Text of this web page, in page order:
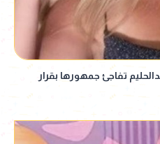
تفاجئ جمهورها بقرار